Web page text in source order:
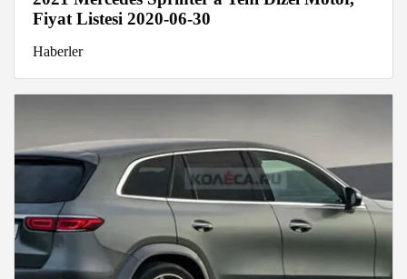
Fiyat Listesi 2020-06-30
Haberler